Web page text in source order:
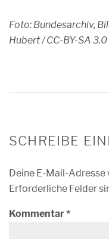
Foto: Bundesarchiv,
Hubert / CC-BY-SA 3.0
SCHREIBE
Deine E-Mail-
Erforderliche Felder
Kommentar*